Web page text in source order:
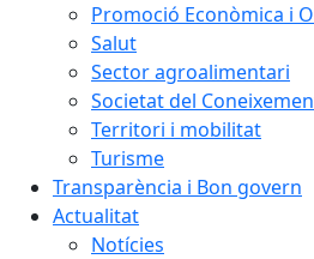
Promoció Econòmica i
Salut
Sector agroalimentari
Societat del
Territori i mobilitat
Turisme
Transparència i Bon govern
Actualitat
Notícies